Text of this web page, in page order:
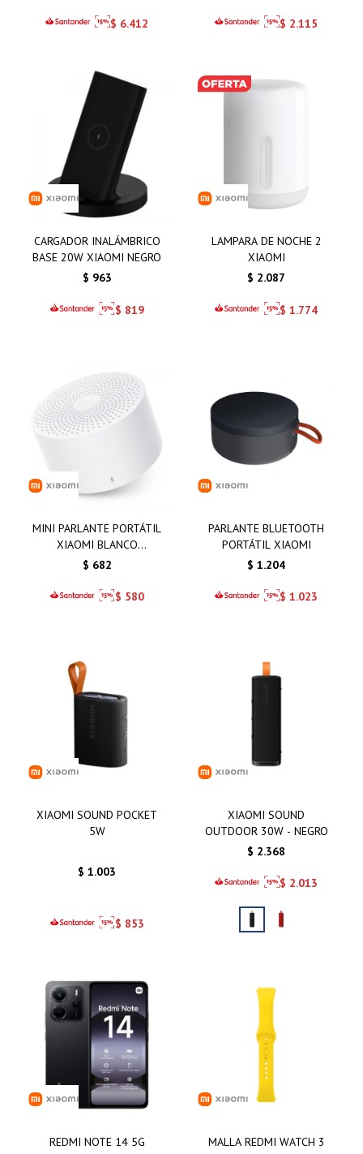
$ 6.412 $ 2.115
CARGADOR INALÁMBRICO
BASE 20W XIAOMI NEGRO
$ 963
$ 819
LAMPARA DE NOCHE 2
XIAOMI
$ 2.087
$ 1.774
MINI PARLANTE PORTÁTIL
XIAOMI BLANCO
SPEAKER2 COMPACTO
$ 682
$ 580
PARLANTE BLUETOOTH
PORTÁTIL XIAOMI
$ 1.204
$ 1.023
XIAOMI SOUND POCKET
5W
$ 1.003
$ 853
XIAOMI SOUND
OUTDOOR 30W - NEGRO
$ 2.368
$ 2.013
REDMI NOTE 14 5G
MALLA REDMI WATCH 3